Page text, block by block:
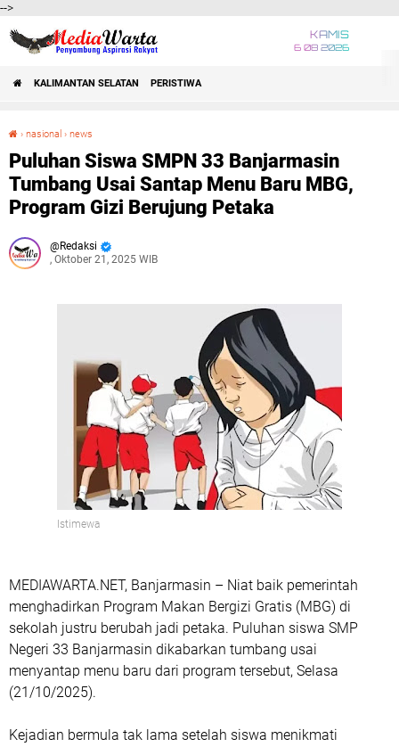
-->
KAMIS
6 08 2026
KALIMANTAN SELATAN PERISTIWA
› nasional › news
Puluhan Siswa SMPN 33 Banjarmasin
Tumbang Usai Santap Menu Baru MBG,
Program Gizi Berujung Petaka
Redaksi
, Oktober 21, 2025 WIB
Istimewa
MEDIAWARTA.NET, Banjarmasin – Niat baik pemerintah
menghadirkan Program Makan Bergizi Gratis (MBG) di
sekolah justru berubah jadi petaka. Puluhan siswa SMP
Negeri 33 Banjarmasin dikabarkan tumbang usai
menyantap menu baru dari program tersebut, Selasa
(21/10/2025).
Kejadian bermula tak lama setelah siswa menikmati